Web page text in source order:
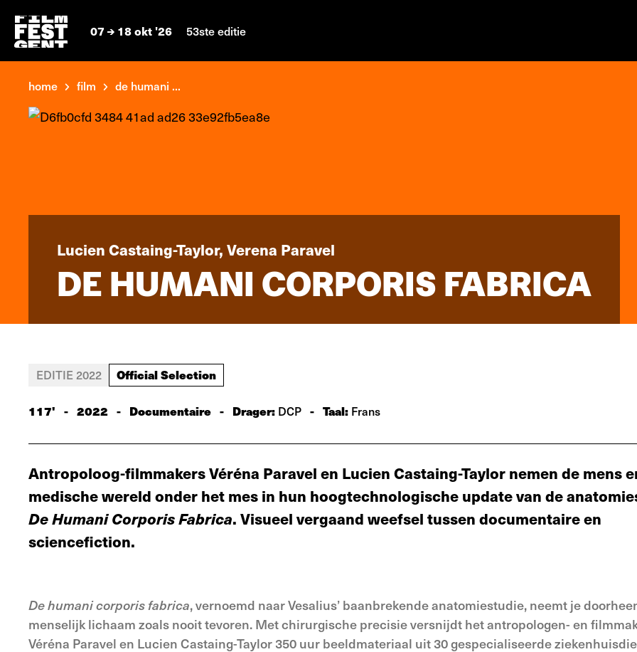
07 18 okt '26 53ste editie
home film de humani ...
Lucien Castaing-Taylor, Verena Paravel
DE HUMANI CORPORIS FABRICA
EDITIE 2022 Official Selection
117' - 2022 - Documentaire - Drager: DCP - Taal: Frans
Antropoloog-filmmakers Véréna Paravel en Lucien Castaing-Taylor nemen de mens
medische wereld onder het mes in hun hoogtechnologische update van de
De Humani Corporis Fabrica. Visueel vergaand weefsel tussen documentaire en
sciencefiction.
De humani corporis fabrica, vernoemd naar Vesalius’ baanbrekende anatomiestudie, neemt je
menselijk lichaam zoals nooit tevoren. Met chirurgische precisie versnijdt het antropologen- en
Véréna Paravel en Lucien Castaing-Taylor 350 uur beeldmateriaal uit 30 gespecialiseerde